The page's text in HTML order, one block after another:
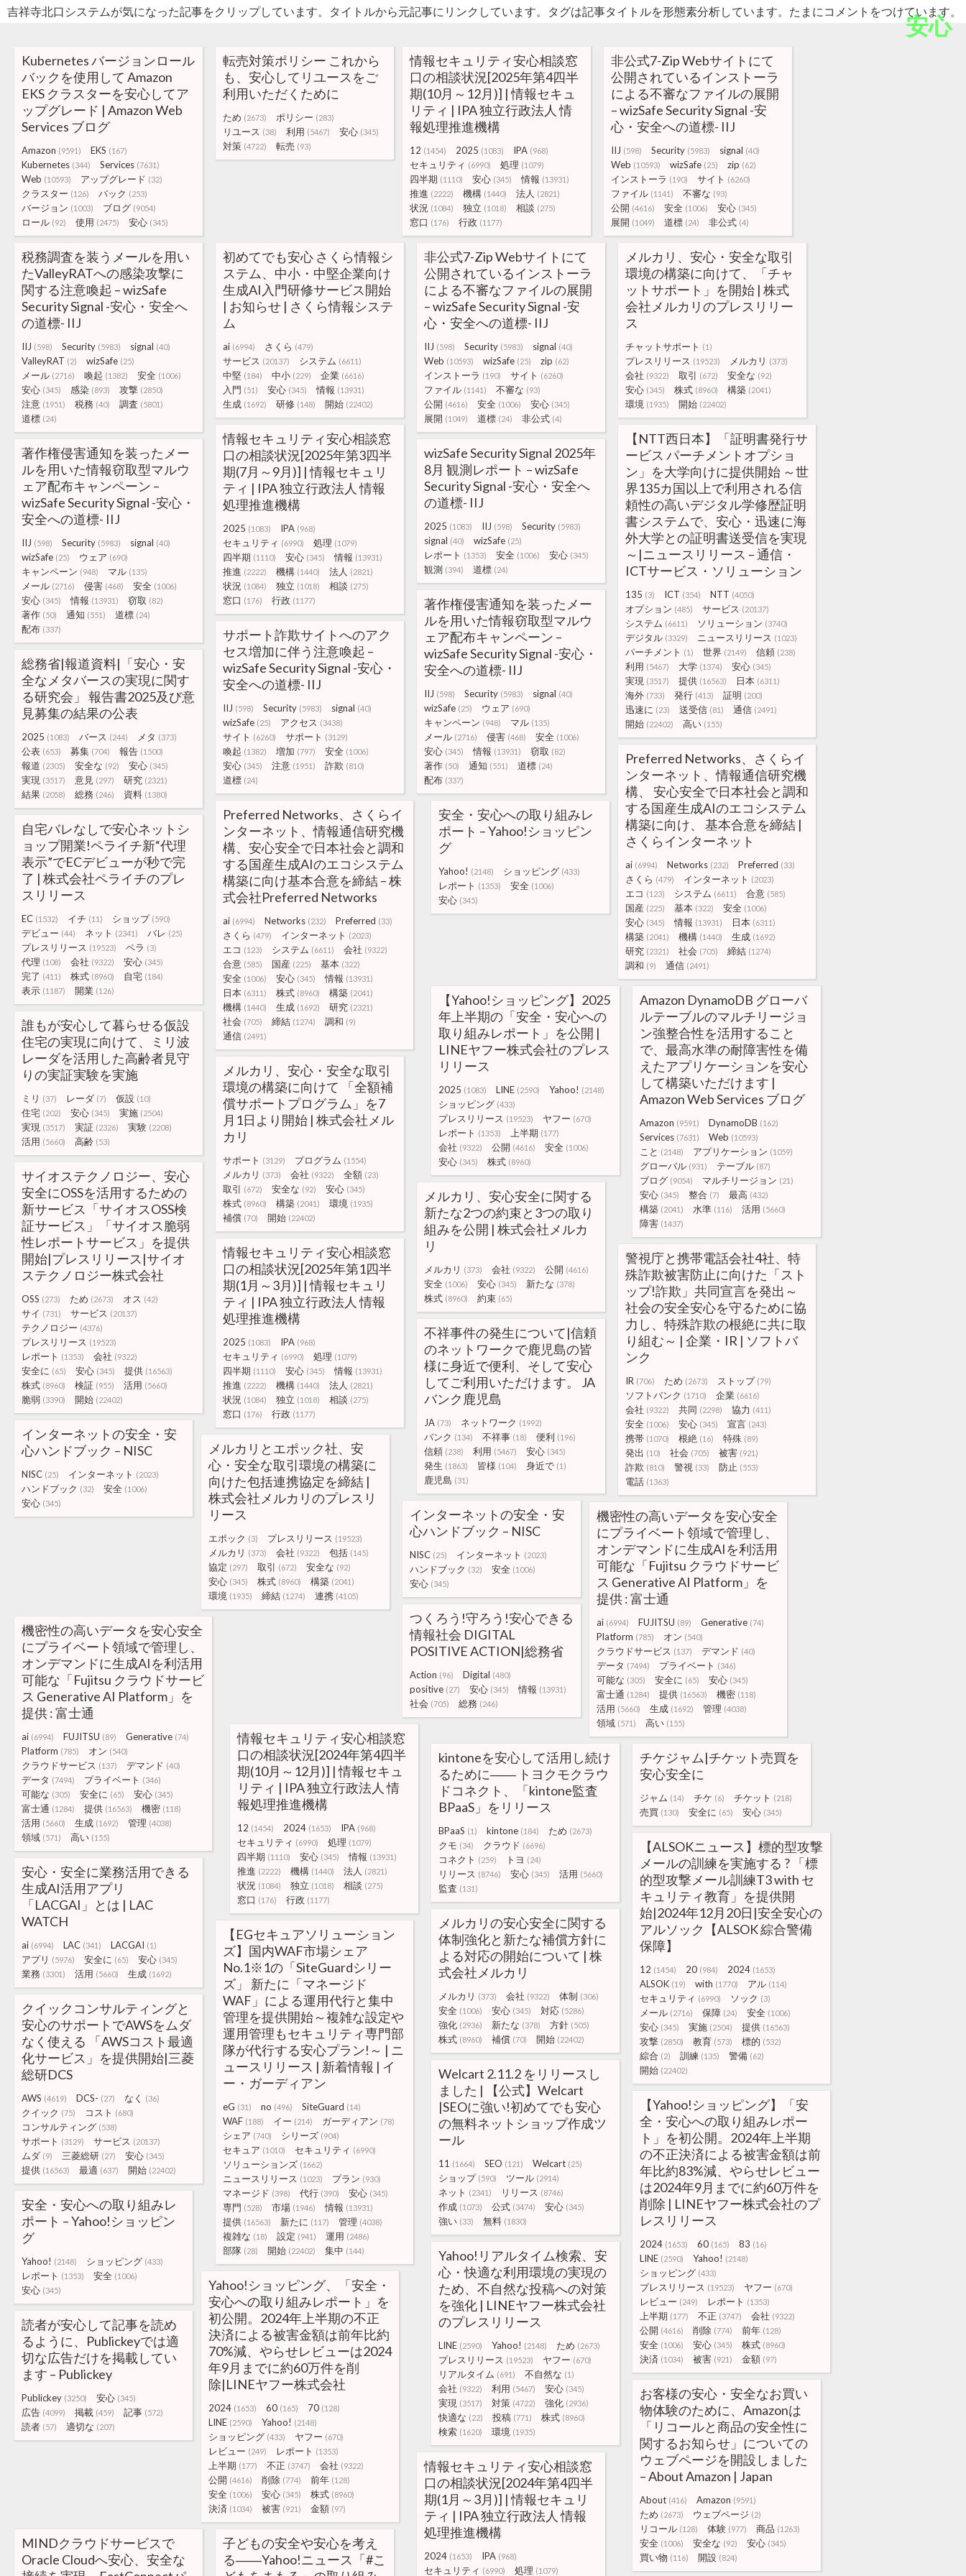
吉祥寺北口システムが気になった記事をクリップしています。タイトルから元記事にリンクしています。タグは記事タイトルを形態素分析しています。たまにコメントをつけています。
安心
Kubernetes バージョンロール
バックを使用して Amazon
EKS クラスターを安心してア
ップグレード | Amazon Web
Services ブログ
Amazon (9591) EKS (167)
Kubernetes (344) Services (7631)
Web (10593) アップグレード (32)
クラスター (126) バック (253)
バージョン (1003) ブログ (9054)
ロール (92) 使用 (2475) 安心 (345)
転売対策ポリシー これから
も、安心してリユースをご
利用いただくために
ため (2673) ポリシー (283)
リユース (38) 利用 (5467) 安心 (345)
対策 (4722) 転売 (93)
情報セキュリティ安心相談窓
口の相談状況[2025年第4四半
期(10月～12月)] | 情報セキュ
リティ | IPA 独立行政法人 情
報処理推進機構
12 (1454) 2025 (1083) IPA (968)
セキュリティ (6990) 処理 (1079)
四半期 (1110) 安心 (345) 情報 (13931)
推進 (2222) 機構 (1440) 法人 (2821)
状況 (1084) 独立 (1018) 相談 (275)
窓口 (176) 行政 (1177)
非公式7-Zip Webサイトにて
公開されているインストーラ
による不審なファイルの展開
– wizSafe Security Signal -安
心・安全への道標- IIJ
IIJ (598) Security (5983) signal (40)
Web (10593) wizSafe (25) zip (62)
インストーラ (190) サイト (6260)
ファイル (1141) 不審な (93)
公開 (4616) 安全 (1006) 安心 (345)
展開 (1049) 道標 (24) 非公式 (4)
税務調査を装うメールを用い
たValleyRATへの感染攻撃に
関する注意喚起 – wizSafe
Security Signal -安心・安全へ
の道標- IIJ
IIJ (598) Security (5983) signal (40)
ValleyRAT (2) wizSafe (25)
メール (2716) 喚起 (1382) 安全 (1006)
安心 (345) 感染 (893) 攻撃 (2850)
注意 (1951) 税務 (40) 調査 (5801)
道標 (24)
初めてでも安心 さくら情報シ
ステム、中小・中堅企業向け
生成AI入門研修サービス開始
| お知らせ | さくら情報システ
ム
ai (6994) さくら (479)
サービス (20137) システム (6611)
中堅 (184) 中小 (229) 企業 (6616)
入門 (51) 安心 (345) 情報 (13931)
生成 (1692) 研修 (148) 開始 (22402)
非公式7-Zip Webサイトにて
公開されているインストーラ
による不審なファイルの展開
– wizSafe Security Signal -安
心・安全への道標- IIJ
IIJ (598) Security (5983) signal (40)
Web (10593) wizSafe (25) zip (62)
インストーラ (190) サイト (6260)
ファイル (1141) 不審な (93)
公開 (4616) 安全 (1006) 安心 (345)
展開 (1049) 道標 (24) 非公式 (4)
メルカリ、安心・安全な取引
環境の構築に向けて、「チャ
ットサポート」を開始 | 株式
会社メルカリのプレスリリー
ス
チャットサポート (1)
プレスリリース (19523) メルカリ (373)
会社 (9322) 取引 (672) 安全な (92)
安心 (345) 株式 (8960) 構築 (2041)
環境 (1935) 開始 (22402)
【NTT西日本】「証明書発行サ
ービス パーチメントオプショ
ン」を大学向けに提供開始 ～世
界135カ国以上で利用される信
頼性の高いデジタル学修歴証明
書システムで、安心・迅速に海
外大学との証明書送受信を実現
～|ニュースリリース – 通信・
ICTサービス・ソリューション
135 (3) ICT (354) NTT (4050)
オプション (485) サービス (20137)
システム (6611) ソリューション (3740)
デジタル (3329) ニュースリリース (1023)
パーチメント (1) 世界 (2149) 信頼 (238)
利用 (5467) 大学 (1374) 安心 (345)
実現 (3517) 提供 (16563) 日本 (6311)
海外 (733) 発行 (413) 証明 (200)
迅速に (23) 送受信 (81) 通信 (2491)
開始 (22402) 高い (155)
情報セキュリティ安心相談窓
口の相談状況[2025年第3四半
期(7月～9月)] | 情報セキュリ
ティ | IPA 独立行政法人 情報
処理推進機構
2025 (1083) IPA (968)
セキュリティ (6990) 処理 (1079)
四半期 (1110) 安心 (345) 情報 (13931)
推進 (2222) 機構 (1440) 法人 (2821)
状況 (1084) 独立 (1018) 相談 (275)
窓口 (176) 行政 (1177)
著作権侵害通知を装ったメー
ルを用いた情報窃取型マルウ
ェア配布キャンペーン –
wizSafe Security Signal -安心・
安全への道標- IIJ
IIJ (598) Security (5983) signal (40)
wizSafe (25) ウェア (690)
キャンペーン (948) マル (135)
メール (2716) 侵害 (468) 安全 (1006)
安心 (345) 情報 (13931) 窃取 (82)
著作 (50) 通知 (551) 道標 (24)
配布 (337)
wizSafe Security Signal 2025年
8月 観測レポート – wizSafe
Security Signal -安心・安全へ
の道標- IIJ
2025 (1083) IIJ (598) Security (5983)
signal (40) wizSafe (25)
レポート (1353) 安全 (1006) 安心 (345)
観測 (394) 道標 (24)
著作権侵害通知を装ったメー
ルを用いた情報窃取型マルウ
ェア配布キャンペーン –
wizSafe Security Signal -安心・
安全への道標- IIJ
IIJ (598) Security (5983) signal (40)
wizSafe (25) ウェア (690)
キャンペーン (948) マル (135)
メール (2716) 侵害 (468) 安全 (1006)
安心 (345) 情報 (13931) 窃取 (82)
著作 (50) 通知 (551) 道標 (24)
配布 (337)
サポート詐欺サイトへのアク
セス増加に伴う注意喚起 –
wizSafe Security Signal -安心・
安全への道標- IIJ
IIJ (598) Security (5983) signal (40)
wizSafe (25) アクセス (3438)
サイト (6260) サポート (3129)
喚起 (1382) 増加 (797) 安全 (1006)
安心 (345) 注意 (1951) 詐欺 (810)
道標 (24)
総務省|報道資料|「安心・安
全なメタバースの実現に関す
る研究会」 報告書2025及び意
見募集の結果の公表
2025 (1083) バース (244) メタ (373)
公表 (653) 募集 (704) 報告 (1500)
報道 (2305) 安全な (92) 安心 (345)
実現 (3517) 意見 (297) 研究 (2321)
結果 (2058) 総務 (246) 資料 (1380)
Preferred Networks、さくらイ
ンターネット、情報通信研究機
構、 安心安全で日本社会と調和
する国産生成AIのエコシステム
構築に向け、 基本合意を締結 |
さくらインターネット
ai (6994) Networks (232) Preferred (33)
さくら (479) インターネット (2023)
エコ (123) システム (6611) 合意 (585)
国産 (225) 基本 (322) 安全 (1006)
安心 (345) 情報 (13931) 日本 (6311)
構築 (2041) 機構 (1440) 生成 (1692)
研究 (2321) 社会 (705) 締結 (1274)
調和 (9) 通信 (2491)
Preferred Networks、さくらイ
ンターネット、情報通信研究機
構、安心安全で日本社会と調和
する国産生成AIのエコシステム
構築に向け基本合意を締結 – 株
式会社Preferred Networks
ai (6994) Networks (232) Preferred (33)
さくら (479) インターネット (2023)
エコ (123) システム (6611) 会社 (9322)
合意 (585) 国産 (225) 基本 (322)
安全 (1006) 安心 (345) 情報 (13931)
日本 (6311) 株式 (8960) 構築 (2041)
機構 (1440) 生成 (1692) 研究 (2321)
社会 (705) 締結 (1274) 調和 (9)
通信 (2491)
自宅バレなしで安心ネットシ
ョップ開業!ペライチ新“代理
表示”でECデビューが秒で完
了 | 株式会社ペライチのプレ
スリリース
EC (1532) イチ (11) ショップ (590)
デビュー (44) ネット (2341) バレ (25)
プレスリリース (19523) ペラ (3)
代理 (108) 会社 (9322) 安心 (345)
完了 (411) 株式 (8960) 自宅 (184)
表示 (1187) 開業 (126)
安全・安心への取り組みレ
ポート – Yahoo!ショッピン
グ
Yahoo! (2148) ショッピング (433)
レポート (1353) 安全 (1006)
安心 (345)
【Yahoo!ショッピング】2025
年上半期の「安全・安心への
取り組みレポート」を公開 |
LINEヤフー株式会社のプレス
リリース
2025 (1083) LINE (2590) Yahoo! (2148)
ショッピング (433)
プレスリリース (19523) ヤフー (670)
レポート (1353) 上半期 (177)
会社 (9322) 公開 (4616) 安全 (1006)
安心 (345) 株式 (8960)
Amazon DynamoDB グローバ
ルテーブルのマルチリージョ
ン強整合性を活用すること
で、最高水準の耐障害性を備
えたアプリケーションを安心
して構築いただけます |
Amazon Web Services ブログ
Amazon (9591) DynamoDB (162)
Services (7631) Web (10593)
こと (2148) アプリケーション (1059)
グローバル (931) テーブル (87)
ブログ (9054) マルチリージョン (21)
安心 (345) 整合 (7) 最高 (432)
構築 (2041) 水準 (116) 活用 (5660)
障害 (1437)
誰もが安心して暮らせる仮設
住宅の実現に向けて、ミリ波
レーダを活用した高齢者見守
りの実証実験を実施
ミリ (37) レーダ (7) 仮設 (10)
住宅 (202) 安心 (345) 実施 (2504)
実現 (3517) 実証 (2326) 実験 (2208)
活用 (5660) 高齢 (53)
メルカリ、安心・安全な取引
環境の構築に向けて 「全額補
償サポートプログラム」を7
月1日より開始 | 株式会社メル
カリ
サポート (3129) プログラム (1554)
メルカリ (373) 会社 (9322) 全額 (23)
取引 (672) 安全な (92) 安心 (345)
株式 (8960) 構築 (2041) 環境 (1935)
補償 (70) 開始 (22402)
サイオステクノロジー、安心
安全にOSSを活用するための
新サービス「サイオスOSS検
証サービス」「サイオス脆弱
性レポートサービス」を提供
開始|プレスリリース|サイオ
ステクノロジー株式会社
OSS (273) ため (2673) オス (42)
サイ (731) サービス (20137)
テクノロジー (4376)
プレスリリース (19523)
レポート (1353) 会社 (9322)
安全に (65) 安心 (345) 提供 (16563)
株式 (8960) 検証 (955) 活用 (5660)
脆弱 (3390) 開始 (22402)
メルカリ、安心安全に関する
新たな2つの約束と3つの取り
組みを公開 | 株式会社メルカ
リ
メルカリ (373) 会社 (9322) 公開 (4616)
安全 (1006) 安心 (345) 新たな (378)
株式 (8960) 約束 (65)
警視庁と携帯電話会社4社、特
殊詐欺被害防止に向けた「スト
ップ!詐欺」共同宣言を発出～
社会の安全安心を守るために協
力し、特殊詐欺の根絶に共に取
り組む～ | 企業・IR | ソフトバ
ンク
IR (706) ため (2673) ストップ (79)
ソフトバンク (1710) 企業 (6616)
会社 (9322) 共同 (2298) 協力 (411)
安全 (1006) 安心 (345) 宣言 (243)
携帯 (1070) 根絶 (16) 特殊 (89)
発出 (10) 社会 (705) 被害 (921)
詐欺 (810) 警視 (33) 防止 (553)
電話 (1363)
情報セキュリティ安心相談窓
口の相談状況[2025年第1四半
期(1月～3月)] | 情報セキュリ
ティ | IPA 独立行政法人 情報
処理推進機構
2025 (1083) IPA (968)
セキュリティ (6990) 処理 (1079)
四半期 (1110) 安心 (345) 情報 (13931)
推進 (2222) 機構 (1440) 法人 (2821)
状況 (1084) 独立 (1018) 相談 (275)
窓口 (176) 行政 (1177)
不祥事件の発生について|信頼
のネットワークで鹿児島の皆
様に身近で便利、そして安心
してご利用いただけます。 JA
バンク鹿児島
JA (73) ネットワーク (1992)
バンク (134) 不祥事 (18) 便利 (196)
信頼 (238) 利用 (5467) 安心 (345)
発生 (1863) 皆様 (104) 身近で (1)
鹿児島 (31)
インターネットの安全・安
心ハンドブック – NISC
NISC (25) インターネット (2023)
ハンドブック (32) 安全 (1006)
安心 (345)
メルカリとエポック社、安
心・安全な取引環境の構築に
向けた包括連携協定を締結 |
株式会社メルカリのプレスリ
リース
エポック (3) プレスリリース (19523)
メルカリ (373) 会社 (9322) 包括 (145)
協定 (297) 取引 (672) 安全な (92)
安心 (345) 株式 (8960) 構築 (2041)
環境 (1935) 締結 (1274) 連携 (4105)
インターネットの安全・安
心ハンドブック – NISC
NISC (25) インターネット (2023)
ハンドブック (32) 安全 (1006)
安心 (345)
機密性の高いデータを安心安全
にプライベート領域で管理し、
オンデマンドに生成AIを利活用
可能な「Fujitsu クラウドサービ
ス Generative AI Platform」を
提供 : 富士通
ai (6994) FUJITSU (89) Generative (74)
Platform (785) オン (540)
クラウドサービス (137) デマンド (40)
データ (7494) プライベート (346)
可能な (305) 安全に (65) 安心 (345)
富士通 (1284) 提供 (16563) 機密 (118)
活用 (5660) 生成 (1692) 管理 (4038)
領域 (571) 高い (155)
機密性の高いデータを安心安全
にプライベート領域で管理し、
オンデマンドに生成AIを利活用
可能な「Fujitsu クラウドサービ
ス Generative AI Platform」を
提供 : 富士通
ai (6994) FUJITSU (89) Generative (74)
Platform (785) オン (540)
クラウドサービス (137) デマンド (40)
データ (7494) プライベート (346)
可能な (305) 安全に (65) 安心 (345)
富士通 (1284) 提供 (16563) 機密 (118)
活用 (5660) 生成 (1692) 管理 (4038)
領域 (571) 高い (155)
つくろう!守ろう!安心できる
情報社会 DIGITAL
POSITIVE ACTION|総務省
Action (96) Digital (480)
positive (27) 安心 (345) 情報 (13931)
社会 (705) 総務 (246)
情報セキュリティ安心相談窓
口の相談状況[2024年第4四半
期(10月～12月)] | 情報セキュ
リティ | IPA 独立行政法人 情
報処理推進機構
12 (1454) 2024 (1653) IPA (968)
セキュリティ (6990) 処理 (1079)
四半期 (1110) 安心 (345) 情報 (13931)
推進 (2222) 機構 (1440) 法人 (2821)
状況 (1084) 独立 (1018) 相談 (275)
窓口 (176) 行政 (1177)
kintoneを安心して活用し続け
るために―― トヨクモクラウ
ドコネクト、「kintone監査
BPaaS」をリリース
BPaaS (1) kintone (184) ため (2673)
クモ (34) クラウド (6696)
コネクト (259) トヨ (24)
リリース (8746) 安心 (345) 活用 (5660)
監査 (131)
チケジャム|チケット売買を
安心安全に
ジャム (14) チケ (6) チケット (218)
売買 (130) 安全に (65) 安心 (345)
【ALSOKニュース】標的型攻撃
メールの訓練を実施する ? 「標
的型攻撃メール訓練T3 with セ
キュリティ教育」を提供開
始|2024年12月20日|安全安心の
アルソック【ALSOK 綜合警備
保障】
12 (1454) 20 (984) 2024 (1653)
ALSOK (19) with (1770) アル (114)
セキュリティ (6990) ソック (3)
メール (2716) 保障 (24) 安全 (1006)
安心 (345) 実施 (2504) 提供 (16563)
攻撃 (2850) 教育 (573) 標的 (532)
綜合 (2) 訓練 (135) 警備 (62)
開始 (22402)
安心・安全に業務活用できる
生成AI活用アプリ
「LACGAI」とは | LAC
WATCH
ai (6994) LAC (341) LACGAI (1)
アプリ (5976) 安全に (65) 安心 (345)
業務 (3301) 活用 (5660) 生成 (1692)
【EGセキュアソリューション
ズ】国内WAF市場シェア
No.1※1の「SiteGuardシリー
ズ」 新たに「マネージド
WAF」による運用代行と集中
管理を提供開始～複雑な設定や
運用管理もセキュリティ専門部
隊が代行する安心プラン!～ | ニ
ュースリリース | 新着情報 | イ
ー・ガーディアン
eG (31) no (496) SiteGuard (14)
WAF (188) イー (214) ガーディアン (78)
シェア (740) シリーズ (904)
セキュア (1010) セキュリティ (6990)
ソリューションズ (1662)
ニュースリリース (1023) プラン (930)
マネージド (398) 代行 (390) 安心 (345)
専門 (528) 市場 (1946) 情報 (13931)
提供 (16563) 新たに (117) 管理 (4038)
複雑な (18) 設定 (941) 運用 (2486)
部隊 (28) 開始 (22402) 集中 (144)
メルカリの安心安全に関する
体制強化と新たな補償方針に
よる対応の開始について | 株
式会社メルカリ
メルカリ (373) 会社 (9322) 体制 (306)
安全 (1006) 安心 (345) 対応 (5286)
強化 (2936) 新たな (378) 方針 (505)
株式 (8960) 補償 (70) 開始 (22402)
クイックコンサルティングと
安心のサポートでAWSをムダ
なく使える 「AWSコスト最適
化サービス」を提供開始|三菱
総研DCS
AWS (4619) DCS- (27) なく (36)
クイック (75) コスト (680)
コンサルティング (538)
サポート (3129) サービス (20137)
ムダ (9) 三菱総研 (27) 安心 (345)
提供 (16563) 最適 (637) 開始 (22402)
Welcart 2.11.2 をリリースし
ました | 【公式】Welcart
|SEOに強い!初めてでも安心
の無料ネットショップ作成ツ
ール
11 (1664) SEO (121) Welcart (25)
ショップ (590) ツール (2914)
ネット (2341) リリース (8746)
作成 (1073) 公式 (3474) 安心 (345)
強い (33) 無料 (1830)
【Yahoo!ショッピング】「安
全・安心への取り組みレポー
ト」を初公開。2024年上半期
の不正決済による被害金額は前
年比約83%減、やらせレビュー
は2024年9月までに約60万件を
削除 | LINEヤフー株式会社のプ
レスリリース
2024 (1653) 60 (165) 83 (16)
LINE (2590) Yahoo! (2148)
ショッピング (433)
プレスリリース (19523) ヤフー (670)
レビュー (249) レポート (1353)
上半期 (177) 不正 (3747) 会社 (9322)
公開 (4616) 削除 (774) 前年 (128)
安全 (1006) 安心 (345) 株式 (8960)
決済 (1034) 被害 (921) 金額 (97)
安全・安心への取り組みレ
ポート – Yahoo!ショッピン
グ
Yahoo! (2148) ショッピング (433)
レポート (1353) 安全 (1006)
安心 (345)
Yahoo!ショッピング、「安全・
安心への取り組みレポート」を
初公開。2024年上半期の不正
決済による被害金額は前年比約
70%減、やらせレビューは2024
年9月までに約60万件を削
除|LINEヤフー株式会社
2024 (1653) 60 (165) 70 (128)
LINE (2590) Yahoo! (2148)
ショッピング (433) ヤフー (670)
レビュー (249) レポート (1353)
上半期 (177) 不正 (3747) 会社 (9322)
公開 (4616) 削除 (774) 前年 (128)
安全 (1006) 安心 (345) 株式 (8960)
決済 (1034) 被害 (921) 金額 (97)
Yahoo!リアルタイム検索、安
心・快適な利用環境の実現の
ため、不自然な投稿への対策
を強化 | LINEヤフー株式会社
のプレスリリース
LINE (2590) Yahoo! (2148) ため (2673)
プレスリリース (19523) ヤフー (670)
リアルタイム (691) 不自然な (1)
会社 (9322) 利用 (5467) 安心 (345)
実現 (3517) 対策 (4722) 強化 (2936)
快適な (22) 投稿 (771) 株式 (8960)
検索 (1620) 環境 (1935)
お客様の安心・安全なお買い
物体験のために、Amazonは
「リコールと商品の安全性に
関するお知らせ」についての
ウェブページを開設しました
– About Amazon | Japan
About (416) Amazon (9591)
ため (2673) ウェブページ (2)
リコール (128) 体験 (977) 商品 (1263)
安全 (1006) 安全な (92) 安心 (345)
買い物 (116) 開設 (824)
読者が安心して記事を読め
るように、Publickeyでは適
切な広告だけを掲載してい
ます – Publickey
Publickey (3250) 安心 (345)
広告 (4099) 掲載 (459) 記事 (572)
読者 (57) 適切な (207)
情報セキュリティ安心相談窓
口の相談状況[2024年第4四半
期(1月～3月)] | 情報セキュリ
ティ | IPA 独立行政法人 情報
処理推進機構
2024 (1653) IPA (968)
セキュリティ (6990) 処理 (1079)
MINDクラウドサービスで
Oracle Cloudへ安心、安全な
子どもの安全や安心を考え
る――Yahoo!ニュース「#こ